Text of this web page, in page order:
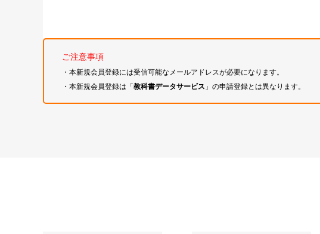
ご注意事項
・本新規会員登録には受信可能なメールアドレスが必要になります。
・本新規会員登録は「教科書データサービス 」の申請登録とは異なります。